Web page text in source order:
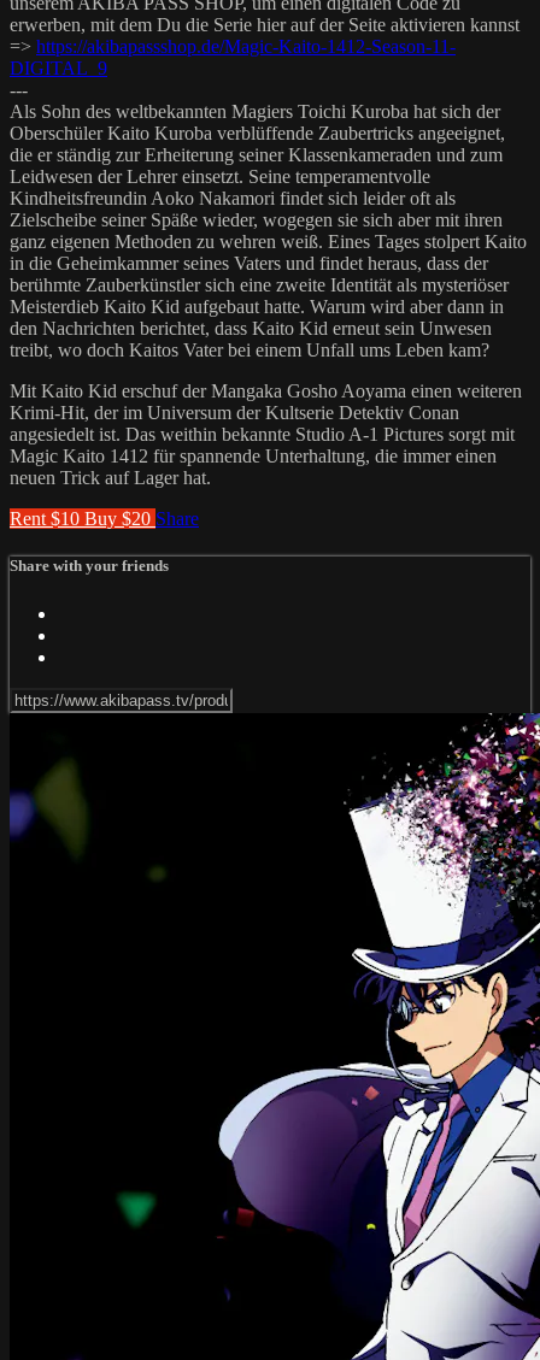
erwerben, mit dem Du die Serie hier auf der Seite aktivieren kannst
=> https://akibapassshop.de/Magic-Kaito-1412-Season-11-
DIGITAL_9
---
Als Sohn des weltbekannten Magiers Toichi Kuroba hat sich der
Oberschüler Kaito Kuroba verblüffende Zaubertricks angeeignet,
die er ständig zur Erheiterung seiner Klassenkameraden und zum
Leidwesen der Lehrer einsetzt. Seine temperamentvolle
Kindheitsfreundin Aoko Nakamori findet sich leider oft als
Zielscheibe seiner Späße wieder, wogegen sie sich aber mit ihren
ganz eigenen Methoden zu wehren weiß. Eines Tages stolpert Kaito
in die Geheimkammer seines Vaters und findet heraus, dass der
berühmte Zauberkünstler sich eine zweite Identität als mysteriöser
Meisterdieb Kaito Kid aufgebaut hatte. Warum wird aber dann in
den Nachrichten berichtet, dass Kaito Kid erneut sein Unwesen
treibt, wo doch Kaitos Vater bei einem Unfall ums Leben kam?
Mit Kaito Kid erschuf der Mangaka Gosho Aoyama einen weiteren
Krimi-Hit, der im Universum der Kultserie Detektiv Conan
angesiedelt ist. Das weithin bekannte Studio A-1 Pictures sorgt mit
Magic Kaito 1412 für spannende Unterhaltung, die immer einen
neuen Trick auf Lager hat.
Rent $10 Buy $20 Share
Share with your friends